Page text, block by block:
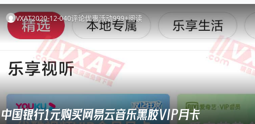
VXAT2020-12-040评论优惠活动999+阅读
中国银行1元购买网易云音乐黑胶VIP月卡